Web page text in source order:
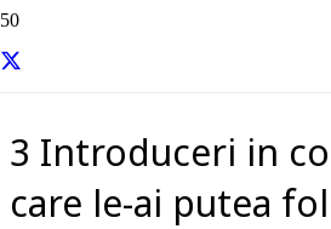
3 Introduceri in
care le-ai putea